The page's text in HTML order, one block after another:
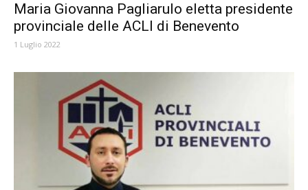
Maria Giovanna Pagliarulo eletta presidente
provinciale delle ACLI di Benevento
1 Luglio 2022